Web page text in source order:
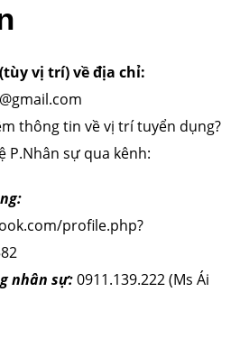
vị trí) về địa chỉ:
thông tin về vị trí tuyển dụng?
P.Nhân sự qua kênh:
profile.php?
nhân sự:0911.139.222 (Ms Ái